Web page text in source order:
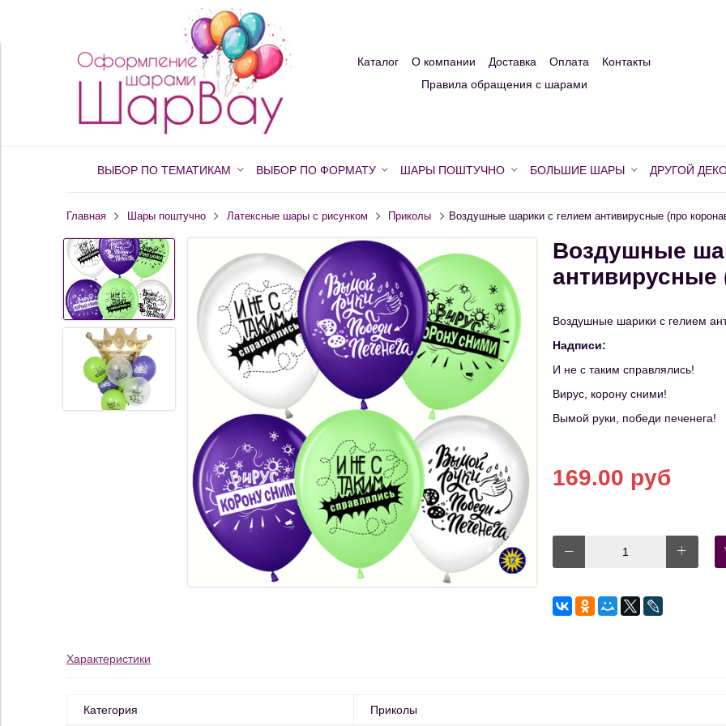
Каталог О компании Доставка Оплата
Контакты
Правила обращения с шарами
ВЫБОР ПО ТЕМАТИКАМ ВЫБОР ПО ФОРМАТУ ШАРЫ ПОШТУЧНО БОЛЬШИЕ ШАРЫ ДРУГОЙ
Главная Шары поштучно Латексные шары с рисунком Приколы Воздушные шарики с гелием антивирусные (про
Воздушные
антивирусные
Воздушные шарики с гелием
Надписи:
И не с таким справлялись!
Вирус, корону сними!
Вымой руки, победи печенега!
169.00 руб
Характеристики
Категория Приколы